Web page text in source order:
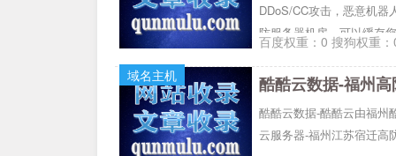
DDoS/CC攻击，恶意机器
防服务器机房，可以缓存
百度权重：0 搜狗权重
域名主机
酷酷云数据-酷酷云由福州
云服务器-福州江苏宿迁高